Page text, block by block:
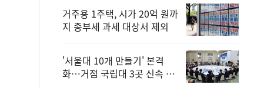
거주용 1주택, 시가 20억 원까
지 종부세 과세 대상서 제외
'서울대 10개 만들기' 본격
화…거점 국립대 3곳 신속 선